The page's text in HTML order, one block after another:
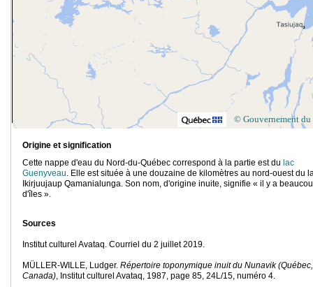
© Gouvernement du
Origine et signification
Cette nappe d'eau du Nord-du-Québec correspond à la partie est du lac
Guenyveau. Elle est située à une douzaine de kilomètres au nord-ouest du
Ikirjuujaup Qamanialunga. Son nom, d'origine inuite, signifie « il y a
d'îles ».
Sources
Institut culturel Avataq. Courriel du 2 juillet 2019.
MÜLLER-WILLE, Ludger. Répertoire toponymique inuit du Nunavik (Québec,
Canada), Institut culturel Avataq, 1987, page 85, 24L/15, numéro 4.